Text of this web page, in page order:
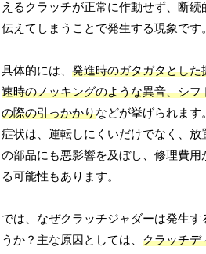
えるクラッチが正常に作動せず、断続
伝えてしまうことで発生する現象です
具体的には、発進時のガタガタとした
速時のノッキングのような異音、シフ
の際の引っかかりなどが挙げられます
症状は、運転しにくいだけでなく、放
の部品にも悪影響を及ぼし、修理費用
る可能性もあります。
では、なぜクラッチジャダーは発生す
うか？主な原因としては、クラッチデ